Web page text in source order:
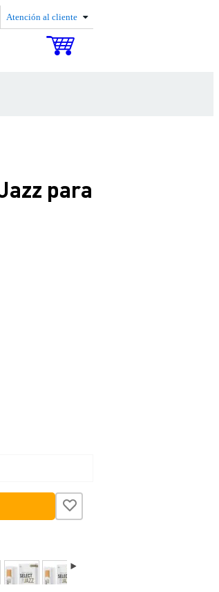
Atención al cliente
para